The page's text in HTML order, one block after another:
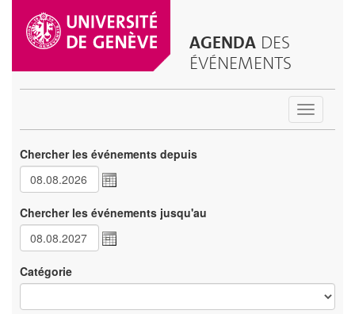
AGENDA DES
ÉVÉNEMENTS
Toggle
Chercher les événements depuis
Chercher les événements jusqu'au
Catégorie